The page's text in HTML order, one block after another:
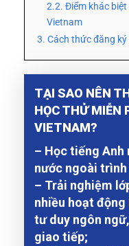
2.2. Điểm khác
Vietnam
3. Cách thức đăng
TẠI SAO NÊN
HỌC THỬ MIỄN
VIETNAM?
– Học tiếng Anh
nước ngoài trình
– Trải nghiệm
nhiều hoạt
tư duy ngôn
giao tiếp;